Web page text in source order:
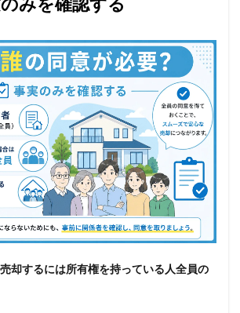
売却するには所有権を持っている人全員の